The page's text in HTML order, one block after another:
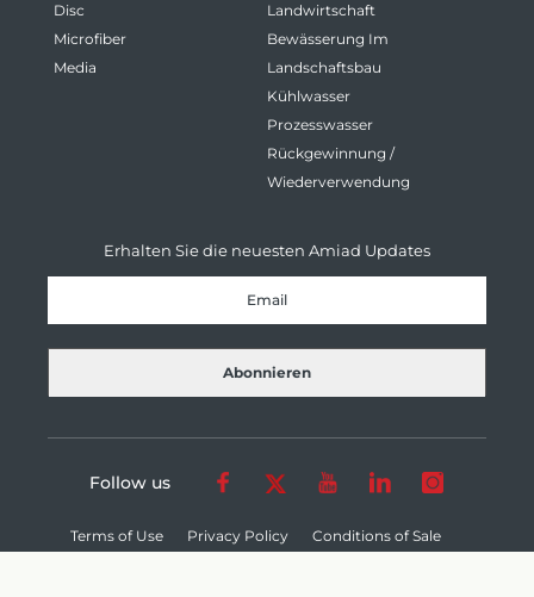
Disc
Microfiber
Media
Landwirtschaft
Bewässerung Im
Landschaftsbau
Kühlwasser
Prozesswasser
Rückgewinnung /
Wiederverwendung
Erhalten Sie die neuesten Amiad Updates
Terms of Use Privacy Policy
Conditions of Sale
Follow us